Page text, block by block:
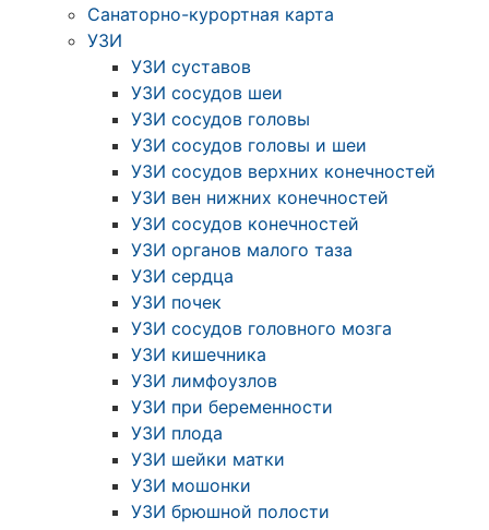
Санаторно-курортная карта
УЗИ
УЗИ суставов
УЗИ сосудов шеи
УЗИ сосудов головы
УЗИ сосудов головы и шеи
УЗИ сосудов верхних конечностей
УЗИ вен нижних конечностей
УЗИ сосудов конечностей
УЗИ органов малого таза
УЗИ сердца
УЗИ почек
УЗИ сосудов головного мозга
УЗИ кишечника
УЗИ лимфоузлов
УЗИ при беременности
УЗИ плода
УЗИ шейки матки
УЗИ мошонки
УЗИ брюшной полости